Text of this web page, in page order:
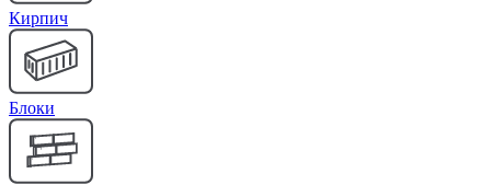
Кирпич
Блоки